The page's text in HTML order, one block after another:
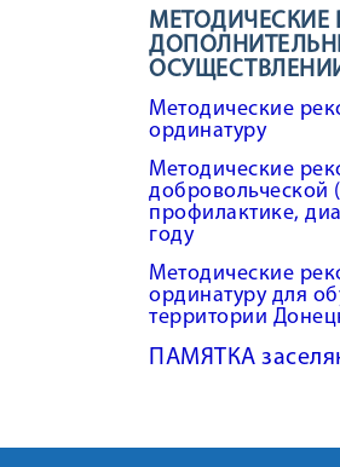
Методические
ординатуру
Методические
добровольческой
профилактике,
году
Методические
ординатуру для
территории
ПАМЯТКА